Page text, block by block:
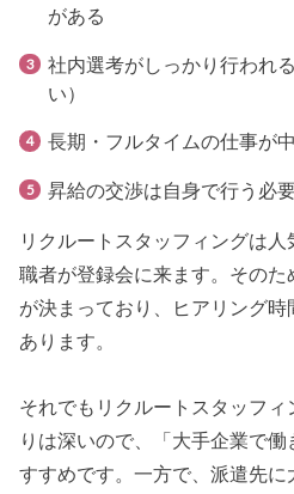
がある
社内選考がしっかり行われ
い）
長期・フルタイムの仕事が
昇給の交渉は自身で行う必
リクルートスタッフィングは
職者が登録会に来ます。その
が決まっており、ヒアリング
あります。
それでもリクルートスタッフ
りは深いので、「大手企業で
すすめです。一方で、派遣先に